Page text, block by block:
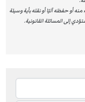
أو حفظه آليًا أو نقله بأية وسيلة
إلى المسائلة القانونية.